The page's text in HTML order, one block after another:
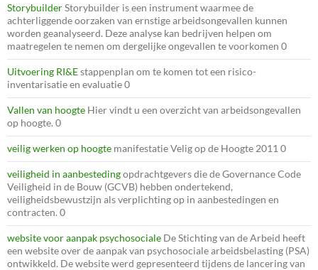
StorybuilderStorybuilder is een instrument waarmee de
achterliggende oorzaken van ernstige arbeidsongevallen kunnen
worden geanalyseerd. Deze analyse kan bedrijven helpen om
maatregelen te nemen om dergelijke ongevallen te voorkomen 0
Uitvoering RI&Estappenplan om te komen tot een risico-
inventarisatie en evaluatie 0
Vallen van hoogte Hier vindt u een overzicht van arbeidsongevallen
op hoogte. 0
veilig werken op hoogte manifestatie Velig op de Hoogte 2011 0
veiligheid in aanbestedingopdrachtgevers die de Governance Code
Veiligheid in de Bouw (GCVB) hebben ondertekend,
veiligheidsbewustzijn als verplichting op in aanbestedingen en
contracten. 0
website voor aanpak psychosociale De Stichting van de Arbeid heeft
een website over de aanpak van psychosociale arbeidsbelasting (PSA)
ontwikkeld. De website werd gepresenteerd tijdens de lancering van